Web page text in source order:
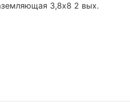
3,8х8 2 вых.